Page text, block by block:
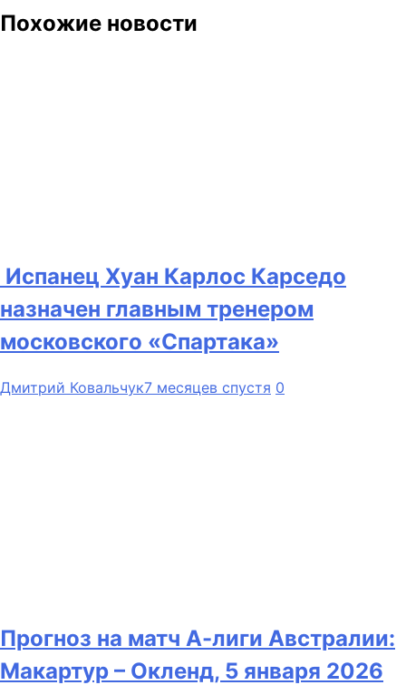
Похожие новости
Испанец Хуан Карлос Карседо
назначен главным тренером
московского «Спартака»
Дмитрий Ковальчук7 месяцев спустя 0
Прогноз на матч А-лиги Австралии:
Макартур – Окленд, 5 января 2026